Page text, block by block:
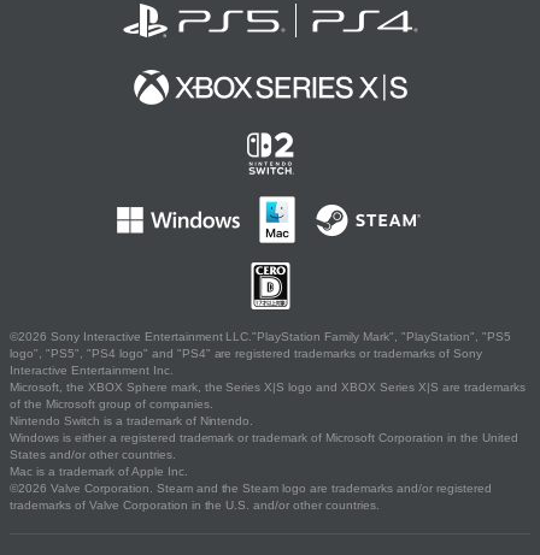
©2026 Sony Interactive Entertainment LLC."PlayStation Family Mark", "PlayStation", "PS5
logo", "PS5", "PS4 logo" and "PS4" are registered trademarks or trademarks of Sony
Interactive Entertainment Inc.
Microsoft, the XBOX Sphere mark, the Series X|S logo and XBOX Series X|S are trademarks
of the Microsoft group of companies.
Nintendo Switch is a trademark of Nintendo.
Windows is either a registered trademark or trademark of Microsoft Corporation in the United
States and/or other countries.
Mac is a trademark of Apple Inc.
©2026 Valve Corporation. Steam and the Steam logo are trademarks and/or registered
trademarks of Valve Corporation in the U.S. and/or other countries.